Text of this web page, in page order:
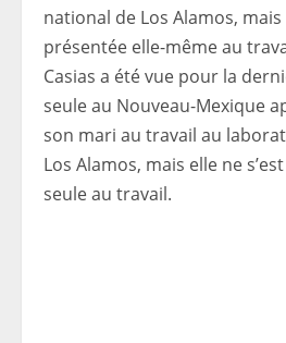
Casias a été vue pour la
seule au Nouveau-Mexique
son mari au travail au
Los Alamos, mais elle ne
seule au travail.